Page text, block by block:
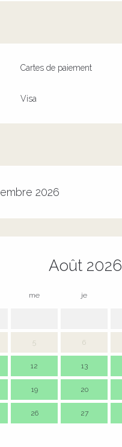
Cartes de paiement
Visa
2026
Août 2026
me je
5 6
12 13
19 20
26 27